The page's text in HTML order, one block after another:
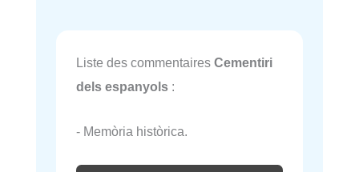
Liste des commentaires Cementiri
dels espanyols :
- Memòria històrica.